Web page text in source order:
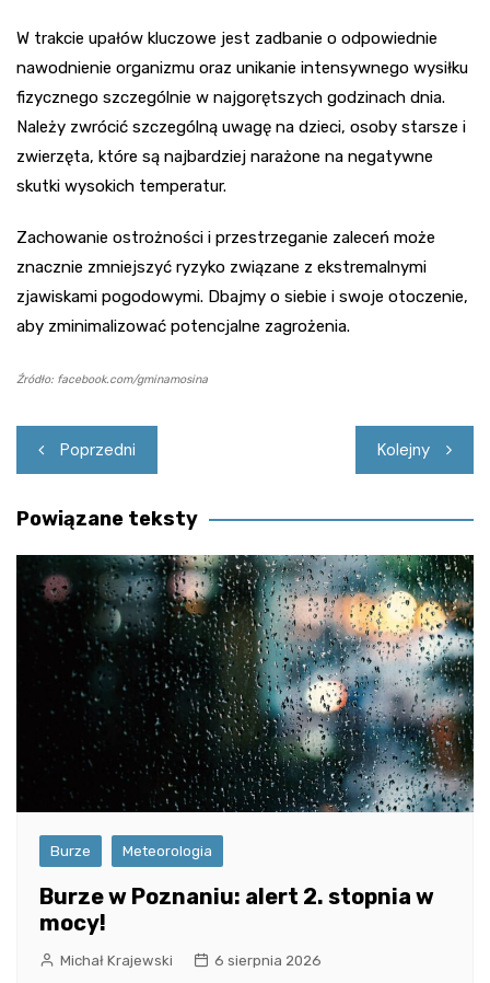
W trakcie upałów kluczowe jest zadbanie o odpowiednie
nawodnienie organizmu oraz unikanie intensywnego wysiłku
fizycznego szczególnie w najgorętszych godzinach dnia.
Należy zwrócić szczególną uwagę na dzieci, osoby starsze i
zwierzęta, które są najbardziej narażone na negatywne
skutki wysokich temperatur.
Zachowanie ostrożności i przestrzeganie zaleceń może
znacznie zmniejszyć ryzyko związane z ekstremalnymi
zjawiskami pogodowymi. Dbajmy o siebie i swoje otoczenie,
aby zminimalizować potencjalne zagrożenia.
Źródło: facebook.com/gminamosina
Nawigacja
wpisu
Poprzedni Kolejny
Powiązane teksty
Burze Meteorologia
Burze w Poznaniu: alert 2. stopnia w
mocy!
Michał Krajewski 6 sierpnia 2026